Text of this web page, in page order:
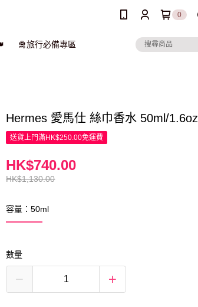
0
🛅旅行必備專區
Hermes 愛馬仕 絲巾香水 50ml/1.6oz
送貨上門滿HK$250.00免運費
HK$1,130.00
HK$740.00
容量：50ml
數量